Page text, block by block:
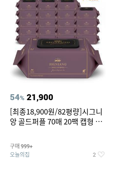
54% 21,900
[최종18,900원/82평량]시그니
앙 골드퍼플 70매 20팩 캡형 아
구매 999+
오늘의집 2